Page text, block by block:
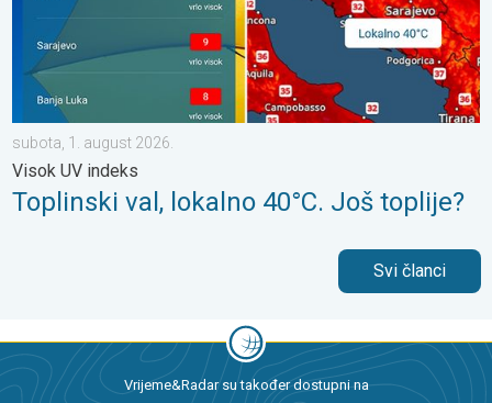
subota, 1. august 2026.
Visok UV indeks
Toplinski val, lokalno 40°C. Još toplije?
Svi članci
Vrijeme&Radar su također dostupni na